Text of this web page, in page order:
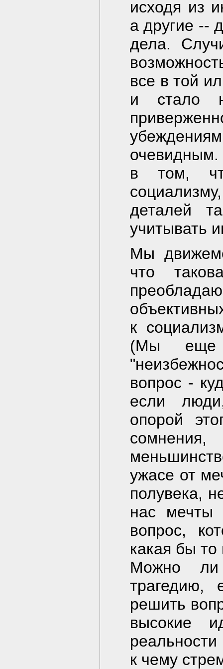
исходя из
а другие --
дела.
все в той
и стало
очевидным.
в том,
деталей
учитывать
Мы
что
к
(Мы еще
вопрос -
если
опорой
сомнения,
ужасе от
полувека,
нас мечты
вопрос,
какая бы
Можно ли
трагедию,
решить
высокие
к чему